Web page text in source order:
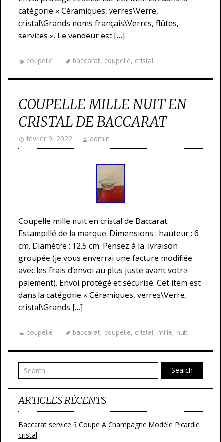
catégorie « Céramiques, verres\Verre,
cristal\Grands noms français\Verres, flûtes,
services ». Le vendeur est […]
coupelle baccarat, coupelle, cristal
COUPELLE MILLE NUIT EN
CRISTAL DE BACCARAT
février 9, 2022 admin
Coupelle mille nuit en cristal de Baccarat.
Estampillé de la marque. Dimensions : hauteur : 6
cm. Diamètre : 12.5 cm. Pensez à la livraison
groupée (je vous enverrai une facture modifiée
avec les frais d’envoi au plus juste avant votre
paiement). Envoi protégé et sécurisé. Cet item est
dans la catégorie « Céramiques, verres\Verre,
cristal\Grands […]
coupelle baccarat, coupelle, cristal, mille, nuit
Search
ARTICLES RÉCENTS
Baccarat service 6 Coupe A Champagne Modéle Picardie
cristal